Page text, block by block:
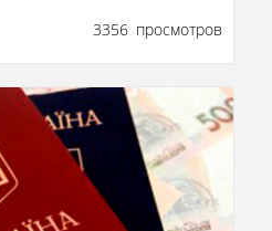
3356 просмотров